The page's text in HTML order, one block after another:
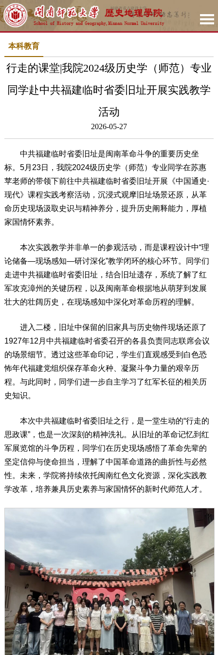
本科教育
行走的课堂|我院2024级历史学（师范）专业
同学赴中共福建临时省委旧址开展实践教学
活动
2026-05-27
中共福建临时省委旧址是闽南革命斗争的重要历史坐
标。5月23日，我院2024级历史学（师范）专业同学在苏惠
苹老师的带领下前往中共福建临时省委旧址开展《中国通史·
现代》课程实践考察活动，沉浸式观摩旧址场景还原，从革
命历史现场汲取史识与精神养分，提升历史阐释能力，厚植
家国情怀素养。
本次实践教学并非单一的参观活动，而是课程设计中“理
论储备—现场感知—研讨深化”教学闭环的核心环节。同学们
走进中共福建临时省委旧址，结合旧址遗存，系统了解了红
军攻克漳州的关键历程，以及闽南革命根据地从萌芽到发展
壮大的壮阔历史，在现场感知中深化对革命历程的理解。
进入二楼，旧址中保留的旧家具与历史物件现场还原了
1927年12月中共福建临时省委召开的各县负责同志联席会议
的场景细节。透过这些革命印记，学生们直观感受到白色恐
怖年代福建党组织保存革命火种、凝聚斗争力量的艰辛历
程。与此同时，同学们进一步自主学习了红军长征的相关历
史知识。
本次中共福建临时省委旧址之行，是一堂生动的“行走的
思政课”，也是一次深刻的精神洗礼。从旧址的革命记忆到红
军展览馆的斗争历程，同学们在历史现场感悟了革命先辈的
坚定信仰与使命担当，理解了中国革命道路的曲折性与必然
性。未来，学院将持续依托闽南红色文化资源，深化实践教
学改革，培养兼具历史素养与家国情怀的新时代师范人才。